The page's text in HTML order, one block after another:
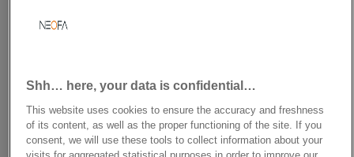
Conseil en optimisation fiscale
Conseil en fiscalité immobilière
Conseil en fiscalité internationale
Enveloppes fiscales
Fiscalité de l’assurance-vie
Shh… here, your data is confidential…
This website uses cookies to ensure the accuracy and freshness
of its content, as well as the proper functioning of the site. If you
consent, we will use these tools to collect information about your